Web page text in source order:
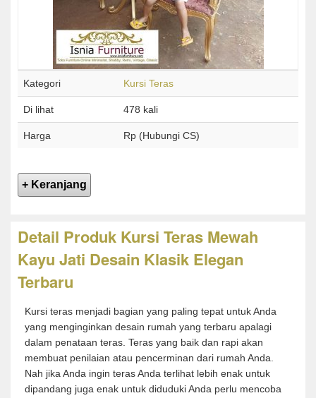
Kategori Kursi Teras
Di lihat 478 kali
Harga Rp (Hubungi CS)
Detail Produk Kursi Teras Mewah
Kayu Jati Desain Klasik Elegan
Terbaru
Kursi teras menjadi bagian yang paling tepat untuk Anda
yang menginginkan desain rumah yang terbaru apalagi
dalam penataan teras. Teras yang baik dan rapi akan
membuat penilaian atau pencerminan dari rumah Anda.
Nah jika Anda ingin teras Anda terlihat lebih enak untuk
dipandang juga enak untuk diduduki Anda perlu mencoba